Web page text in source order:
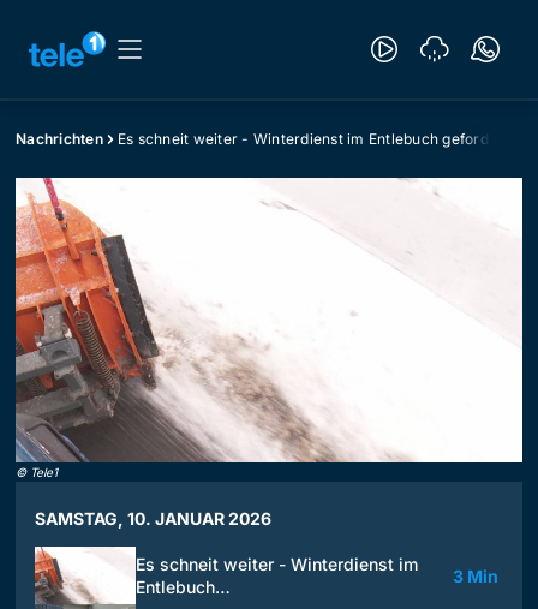
Nachrichten Es schneit weiter - Winterdienst im Entlebuch gefordert
© Tele1
SAMSTAG, 10. JANUAR 2026
Es schneit weiter - Winterdienst im
Entlebuch…
3 Min